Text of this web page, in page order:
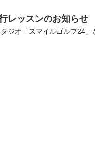
レッスンのお知らせ
ジオ「スマイルゴルフ24